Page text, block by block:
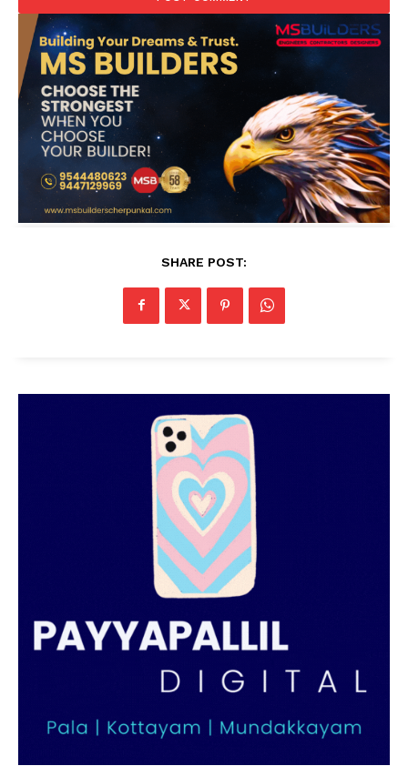
SHARE POST: